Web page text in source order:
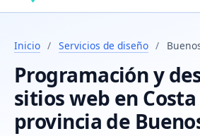
Inicio / Servicios de diseño /
Programación y
sitios web en
provincia de